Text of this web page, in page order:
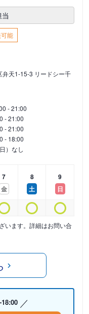
能
弁天1-15-3 リードシー千
- 21:00
- 21:00
- 21:00
- 18:00
）なし
7
金
8
土
9
日
います。詳細はお問い合